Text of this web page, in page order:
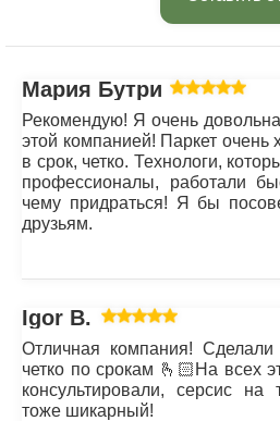
Мария Бутрим
Рекомендую! Я очень
этой компанией! Паркет очень
в срок, четко. Технологи,
профессионалы, работали
чему придраться! Я бы
друзьям.
Igor B.
Отличная компания!
четко по срокам 🫰🏻На всех
консультировали, серсис
тоже шикарный!